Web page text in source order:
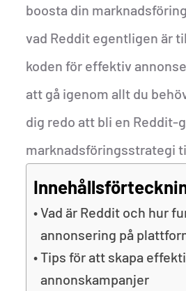
boosta din
vad Reddit egentligen är
koden för effektiv
att gå igenom allt du
dig redo att bli en Reddit-
marknadsföringsstrategi
Vad är Reddit och hur
annonsering på
Tips för att skapa
annonskampanjer